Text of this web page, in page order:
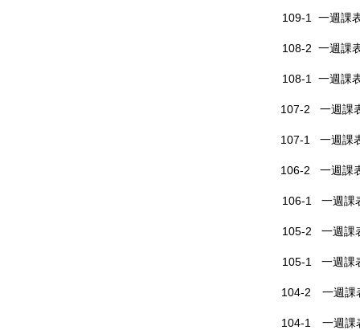
109-1 一週課
108-2 一週課
108-1 一週課
107-2 一週課
107-1 一週課
106-2 一週課
106-1 一週課
105-2 一週課
105-1 一週課
104-2 一週課
104-1 一週課